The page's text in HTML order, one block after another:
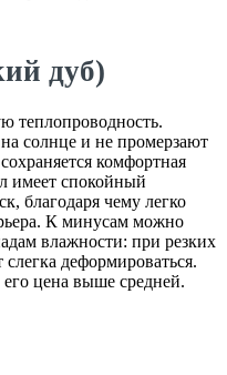
дуб)
теплопроводность.
солнце и не промерзают
комфортная
имеет спокойный
благодаря чему легко
К минусам можно
влажности: при резких
деформироваться.
его цена выше средней.